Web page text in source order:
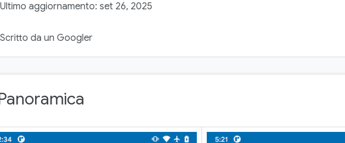
Ultimo aggiornamento: set 26, 2025
Scritto da un Googler